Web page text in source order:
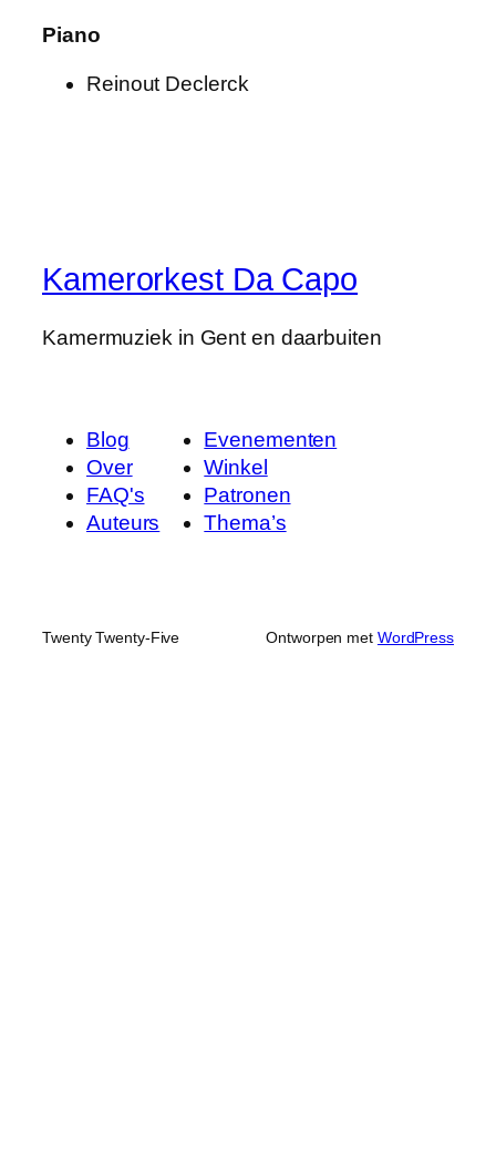
Piano
Reinout Declerck
Kamerorkest Da Capo
Kamermuziek in Gent en daarbuiten
Blog
Over
FAQ's
Auteurs
Evenementen
Winkel
Patronen
Thema’s
Twenty Twenty-Five Ontworpen met WordPress